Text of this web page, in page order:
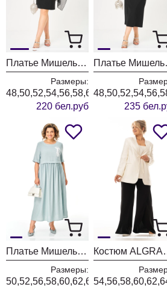
Платье Мишель Шик 2203 черный + горох
Размеры:
48,50,52,54,56,58,60,62,64,66
220 бел.руб
235
Платье Мишель Шик 2132-2 нежно-голубой
Размеры:
50,52,56,58,60,62,64,66,68
Костюм